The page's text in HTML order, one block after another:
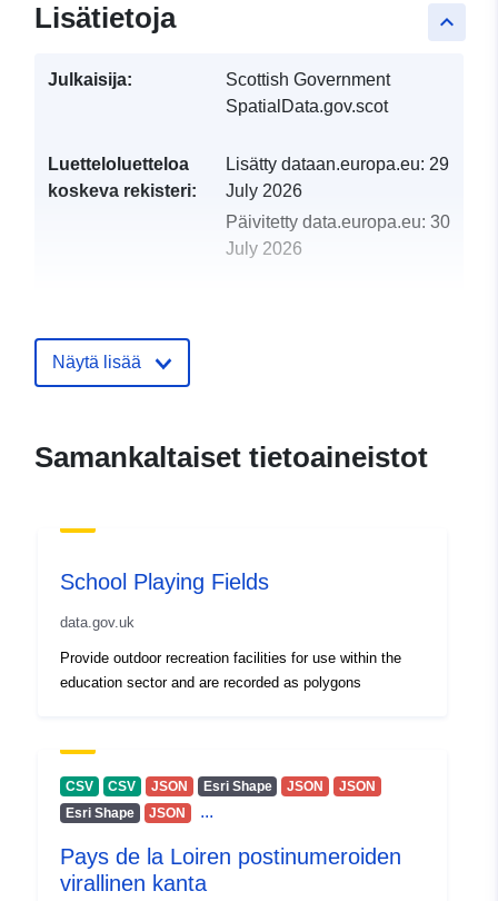
keyboard_arrow_up
Lisätietoja
Julkaisija:
Scottish Government
SpatialData.gov.scot
Luetteloluetteloa
koskeva rekisteri:
Lisätty dataan.europa.eu: 29
July 2026
Päivitetty data.europa.eu: 30
July 2026
Näytä lisää
Samankaltaiset tietoaineistot
School Playing Fields
data.gov.uk
Provide outdoor recreation facilities for use within the
education sector and are recorded as polygons
CSV CSV JSON Esri Shape JSON
JSON
Esri Shape
JSON ...
Pays de la Loiren postinumeroiden
virallinen kanta